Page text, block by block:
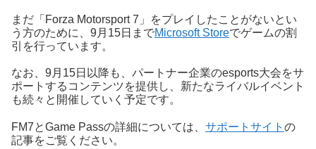
まだ「Forza Motorsport 7」をプレイしたことがないとい
う方のために、9月15日までMicrosoft Storeでゲームの割
引を行っています。
なお、9月15日以降も、パートナー企業のesports大会をサ
ポートするコンテンツを提供し、新たなライバルイベント
も続々と開催していく予定です。
FM7とGame Passの詳細については、 サポートサイト の
記事をご覧ください。